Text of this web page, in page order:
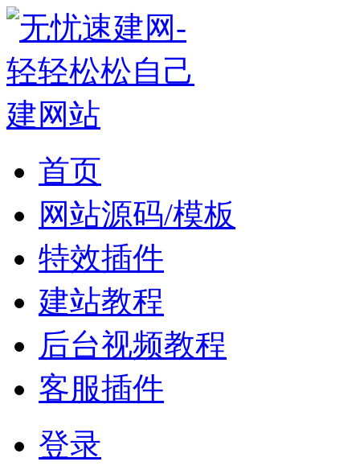
首页
网站源码/模板
特效插件
建站教程
后台视频教程
客服插件
登录